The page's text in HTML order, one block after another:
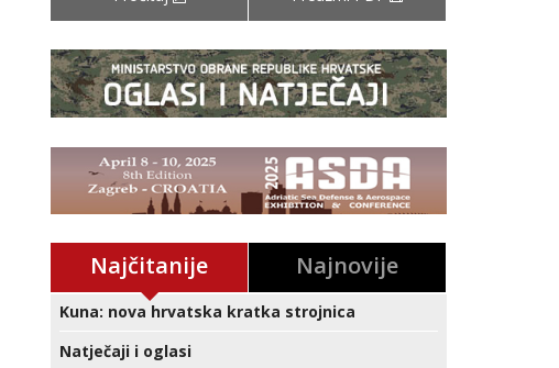
Najčitanije Najnovije
Kuna: nova hrvatska kratka strojnica
Natječaji i oglasi